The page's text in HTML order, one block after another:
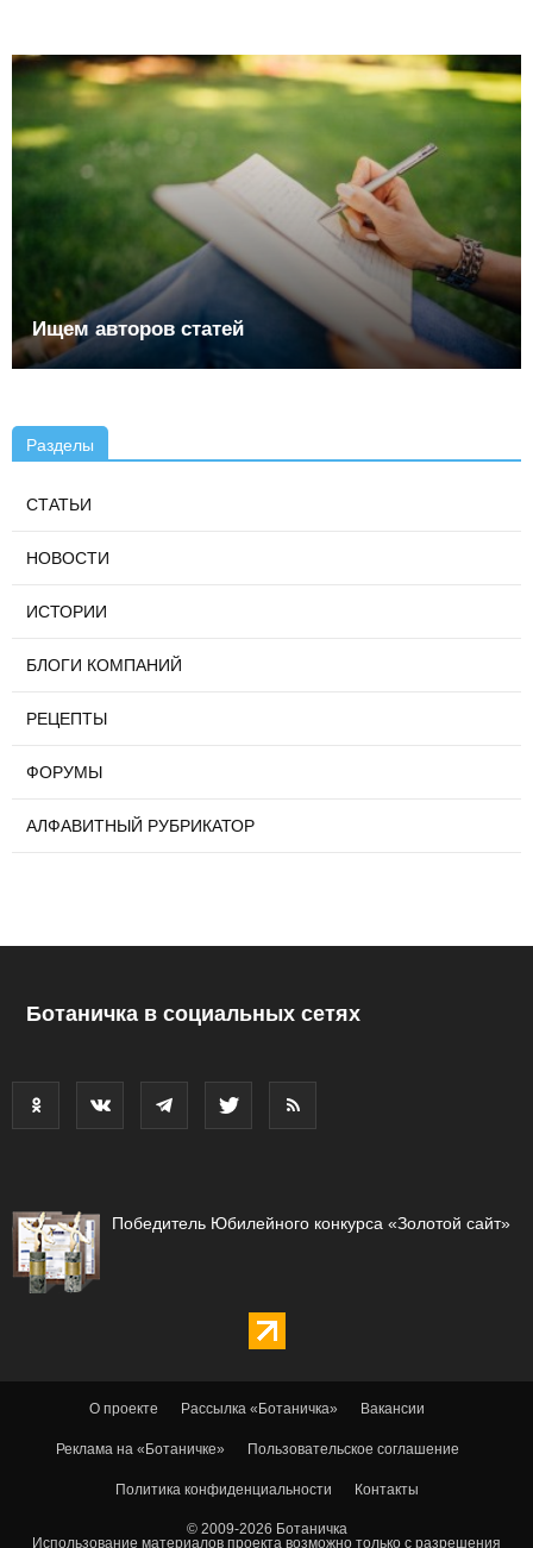
Ищем авторов статей
Разделы
СТАТЬИ
НОВОСТИ
ИСТОРИИ
БЛОГИ КОМПАНИЙ
РЕЦЕПТЫ
ФОРУМЫ
АЛФАВИТНЫЙ РУБРИКАТОР
Ботаничка в социальных сетях
Победитель Юбилейного конкурса «Золотой сайт»
О проекте Рассылка «Ботаничка» Вакансии
Реклама на «Ботаничке» Пользовательское соглашение
Политика конфиденциальности Контакты
© 2009-2026 Ботаничка
Использование материалов проекта возможно только с разрешения